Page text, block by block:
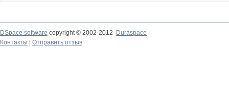
DSpace software copyright © 2002-2012
Duraspace
Контакты
Отправить отзыв